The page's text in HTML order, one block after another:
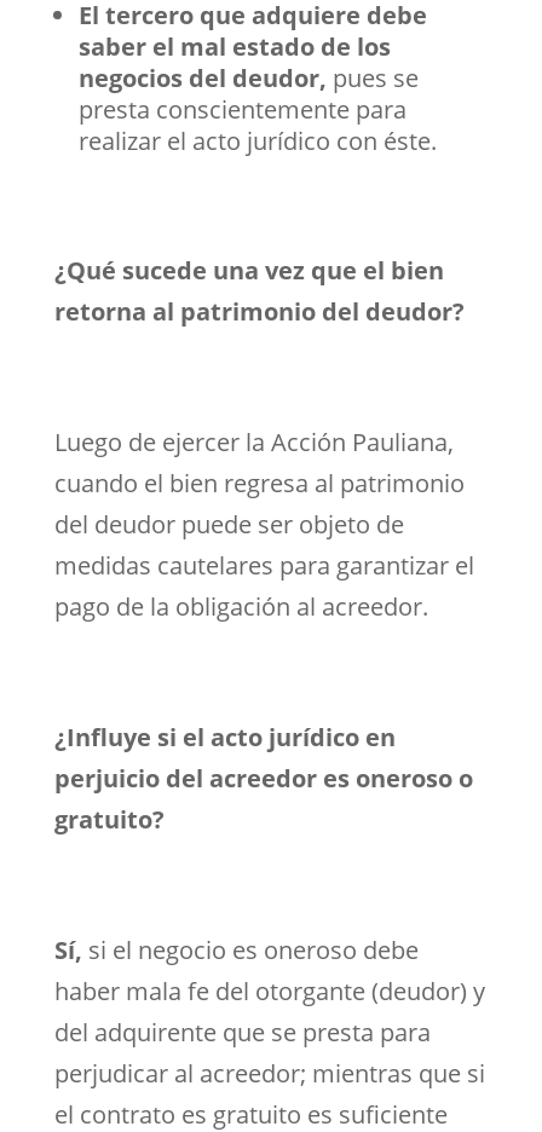
El tercero que adquiere debe
saber el mal estado de los
negocios del deudor, pues se
presta conscientemente para
realizar el acto jurídico con éste.
¿Qué sucede una vez que el bien
retorna al patrimonio del deudor?
Luego de ejercer la Acción Pauliana,
cuando el bien regresa al patrimonio
del deudor puede ser objeto de
medidas cautelares para garantizar el
pago de la obligación al acreedor.
¿Influye si el acto jurídico en
perjuicio del acreedor es oneroso o
gratuito?
Sí, si el negocio es oneroso debe
haber mala fe del otorgante (deudor) y
del adquirente que se presta para
perjudicar al acreedor; mientras que si
el contrato es gratuito es suficiente